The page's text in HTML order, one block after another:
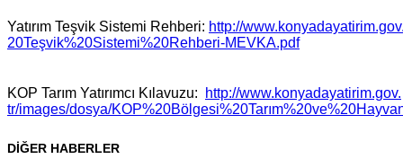
Yatırım Teşvik Sistemi Rehberi: http://
20Teşvik%20Sistemi%20Rehberi-MEVKA.pdf
KOP Tarım Yatırımcı Kılavuzu:
http://www.konyadayatirim.gov.
tr/images/dosya/KOP%20Bölgesi%
DİĞER HABERLER